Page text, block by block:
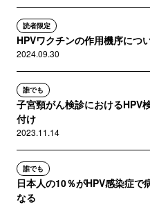
読者限定
HPVワクチンの作用機序につ
2024.09.30
誰でも
子宮頸がん検診におけるHPV
付け
2023.11.14
誰でも
日本人の10％がHPV感染症で
なる